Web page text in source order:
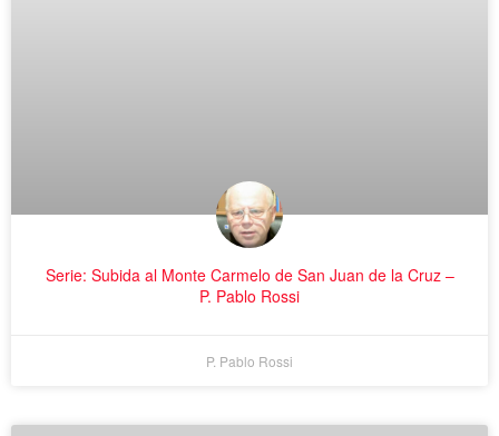
Serie: Subida al Monte Carmelo de San Juan de la Cruz –
P. Pablo Rossi
P. Pablo Rossi